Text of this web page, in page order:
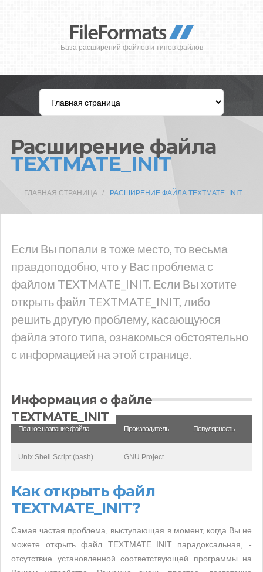
База расширений файлов и типов файлов
Расширение файла
TEXTMATE_INIT
ГЛАВНАЯ СТРАНИЦА РАСШИРЕНИЕ ФАЙЛА TEXTMATE_INIT
Если Вы попали в тоже место, то весьма
правдоподобно, что у Вас проблема с
файлом TEXTMATE_INIT. Если Вы хотите
открыть файл TEXTMATE_INIT, либо
решить другую проблему, касающуюся
файла этого типа, ознакомься обстоятельно
с информацией на этой странице.
Информация о файле
TEXTMATE_INIT
Полное название файла Производитель Популярность
Unix Shell Script (bash) GNU Project
Как открыть файл
TEXTMATE_INIT?
Самая частая проблема, выступающая в момент, когда Вы не
можете открыть файл TEXTMATE_INIT парадоксальная, -
отсутствие установленной соответствующей программы на